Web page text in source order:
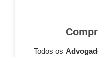
Todos os